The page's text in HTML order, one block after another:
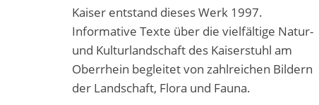
Kaiser entstand dieses Werk 1997.
Informative Texte über die vielfältige Natur-
und Kulturlandschaft des Kaiserstuhl am
Oberrhein begleitet von zahlreichen Bildern
der Landschaft, Flora und Fauna.